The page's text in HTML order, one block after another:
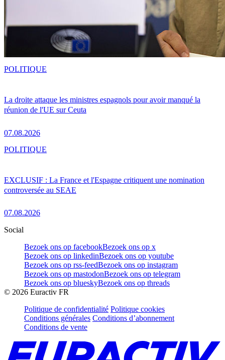
La droite attaque les ministres espagnols pour avoir manqué la
réunion de l'UE sur Ceuta
07.08.2026
POLITIQUE
EXCLUSIF : La France et l'Espagne critiquent une nomination
controversée au SEAE
07.08.2026
POLITIQUE
Social
Bezoek ons op facebookBezoek ons op x
Bezoek ons op linkedinBezoek ons op youtube
Bezoek ons op rss-feedBezoek ons op instagram
Bezoek ons op mastodonBezoek ons op telegram
Bezoek ons op blueskyBezoek ons op threads
© 2026 Euractiv FR
Politique de confidentialité Politique cookies
Conditions générales Conditions d’abonnement
Conditions de vente